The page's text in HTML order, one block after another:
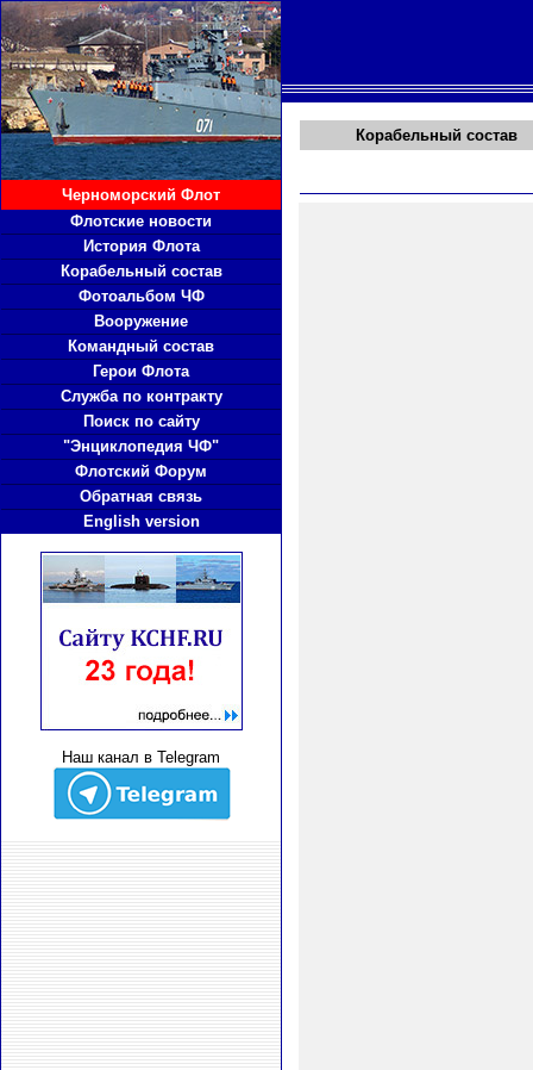
Черноморский Флот
Флотские новости
История Флота
Корабельный состав
Фотоальбом ЧФ
Вооружение
Командный состав
Герои Флота
Служба по контракту
Поиск по сайту
"Энциклопедия ЧФ"
Флотский Форум
Обратная связь
English version
Наш канал в Telegram
Корабельный состав